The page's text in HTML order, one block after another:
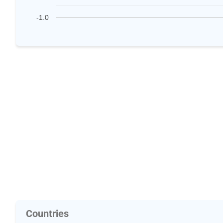
-1.0
Countries